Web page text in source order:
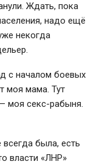
Ждать, пока
надо ещё
некогда
с началом боевых
моя мама. Тут
моя секс-рабыня.
была, есть
власти «ЛНР»